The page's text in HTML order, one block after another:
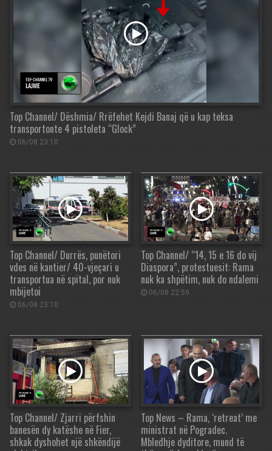
Top Channel/ Dëshmia/ Rrëfehet Kejdi Banaj që u kap teksa
transportonte 4 pistoleta “Glock”
06/08 23:10
Top Channel/ Durrës, punëtori
vdes në kantier/ 40-vjeçari u
transportua në spital, por nuk
mbijetoi
06/08 23:10
Top Channel/ “14, 15 e 16 do vij
Diaspora”, protestuesit: Rama
nuk ka shpëtim, nuk do ndalemi
06/08 22:59
Top Channel/ Zjarri përfshin
banesën dy katëshe në Fier,
shkak dyshohet një shkëndijë
Top News – Rama, ‘retreat’ me
ministrat në Pogradec.
Mbledhje dyditore, mund të